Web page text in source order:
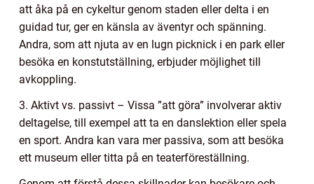
att åka på en cykeltur genom staden eller delta i en
guidad tur, ger en känsla av äventyr och spänning.
Andra, som att njuta av en lugn picknick i en park eller
besöka en konstutställning, erbjuder möjlighet till
avkoppling.
3. Aktivt vs. passivt – Vissa ”att göra” involverar aktiv
deltagelse, till exempel att ta en danslektion eller spela
en sport. Andra kan vara mer passiva, som att besöka
ett museum eller titta på en teaterföreställning.